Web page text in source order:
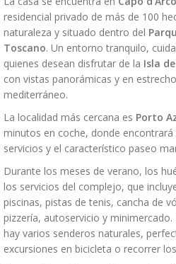
residencial privado de más de 100
naturaleza y situado dentro del
Toscano. Un entorno tranquilo,
quienes desean disfrutar de la Isla
con vistas panorámicas y en
mediterráneo.
La localidad más cercana es Porto
minutos en coche, donde
servicios y el característico paseo
Durante los meses de verano, los
los servicios del complejo, que
piscinas, pistas de tenis, cancha de
pizzería, autoservicio y
hay varios senderos naturales,
excursiones en bicicleta o recorrer